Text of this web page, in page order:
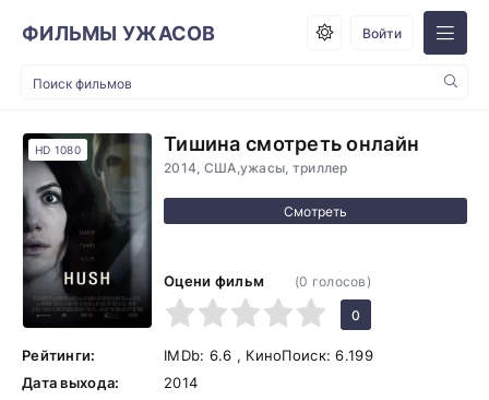
ФИЛЬМЫ УЖАСОВ Войти
Тишина смотреть онлайн
2014, США,ужасы, триллер
HD 1080
Оцени фильм
1
2 3 5
(0 голосов)
0
Рейтинги: IMDb: 6.6 , КиноПоиск:6.199
Дата выхода:
2014